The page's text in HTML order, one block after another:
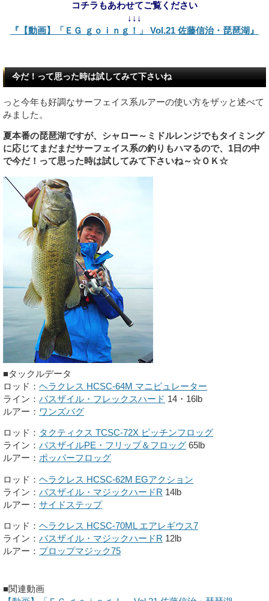
コチラもあわせてご覧ください
↓↓↓
『【動画】「ＥＧ ｇｏｉｎｇ！」 Vol.21 佐藤信治・琵琶湖』
今だ！って思った時は試してみて下さいね
っと今年も好調なサーフェイス系ルアーの使い方をザッと述べて
みました。
夏本番の琵琶湖ですが、シャロー～ミドルレンジでもタイミング
に応じてまだまだサーフェイス系の釣りもハマるので、1日の中
で今だ！って思った時は試してみて下さいね～☆ＯＫ☆
■タックルデータ
ロッド： ヘラクレス HCSC-64M マニピュレーター
ライン： バスザイル・フレックスハード 14・16lb
ルアー： ワンズバグ
ロッド： タクティクス TCSC-72X ピッチンフロッグ
ライン： バスザイルPE・フリップ＆フロッグ 65lb
ルアー： ポッパーフロッグ
ロッド： ヘラクレス HCSC-62M EGアクション
ライン： バスザイル・マジックハードR 14lb
ルアー： サイドステップ
ロッド： ヘラクレス HCSC-70ML エアレギウス7
ライン： バスザイル・マジックハードR 12lb
ルアー： プロップマジック75
■関連動画